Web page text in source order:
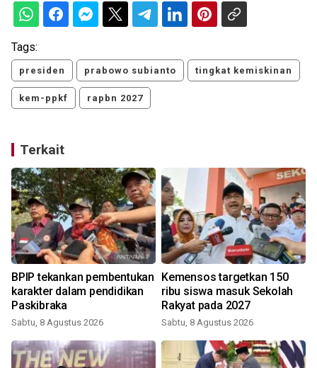
Tags:
presiden prabowo subianto tingkat kemiskinan
kem-ppkf rapbn 2027
Terkait
BPIP tekankan pembentukan
karakter dalam pendidikan
Paskibraka
Sabtu, 8 Agustus 2026
Kemensos targetkan 150
ribu siswa masuk Sekolah
Rakyat pada 2027
Sabtu, 8 Agustus 2026